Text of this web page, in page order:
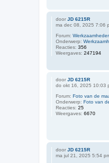
door JD 6215R
ma dec 08, 2025 7:06
Forum:
Onderwerp:
Reacties: 356
Weergaves: 247194
door JD 6215R
do okt 16, 2025 10:03
Forum: Foto van de
Onderwerp: Foto van
Reacties: 25
Weergaves: 6670
door JD 6215R
ma jul 21, 2025 5:54